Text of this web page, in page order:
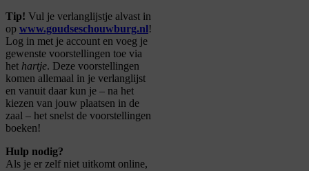
Tip! Vul je verlanglijstje alvast in
op www.goudseschouwburg.nl!
Log in met je account en voeg je
gewenste voorstellingen toe via
het hartje. Deze voorstellingen
komen allemaal in je verlanglijst
en vanuit daar kun je – na het
kiezen van jouw plaatsen in de
zaal – het snelst de voorstellingen
boeken!
Hulp nodig?
Als je er zelf niet uitkomt online,